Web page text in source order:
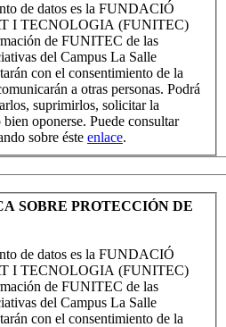
de datos es la FUNDACIÓ
I TECNOLOGIA (FUNITEC)
de FUNITEC de las
del Campus La Salle
con el consentimiento de la
a otras personas. Podrá
suprimirlos, solicitar la
oponerse. Puede consultar
sobre éste enlace.
SOBRE PROTECCIÓN DE
de datos es la FUNDACIÓ
I TECNOLOGIA (FUNITEC)
de FUNITEC de las
del Campus La Salle
con el consentimiento de la